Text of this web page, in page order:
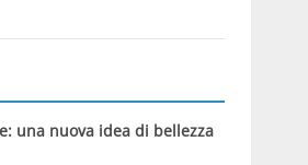
una nuova idea di bellezza